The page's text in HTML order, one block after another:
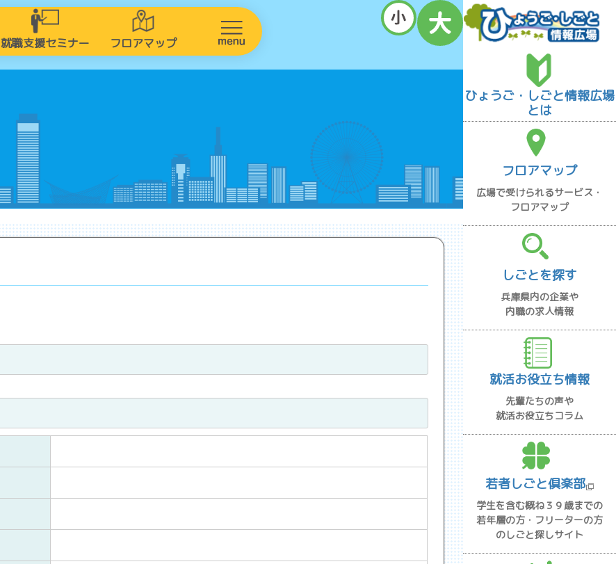
就職支援セミナー フロアマップ
ひょうご・しごと情報広場
とは
フロアマップ
広場で受けられるサービス・
フロアマップ
しごとを探す
兵庫県内の企業や
内職の求人情報
就活お役立ち情報
先輩たちの声や
就活お役立ちコラム
若者しごと倶楽部
学生を含む概ね３９歳までの
若年層の方・フリーターの方
のしごと探しサイト